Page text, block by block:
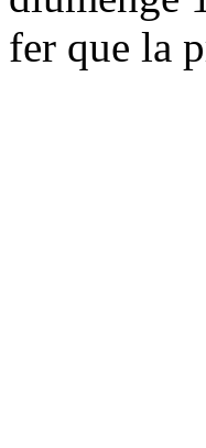
fer que la